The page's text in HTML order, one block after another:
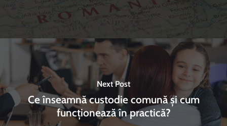
Next Post
Ce înseamnă custodie comună și cum
funcționează în practică?